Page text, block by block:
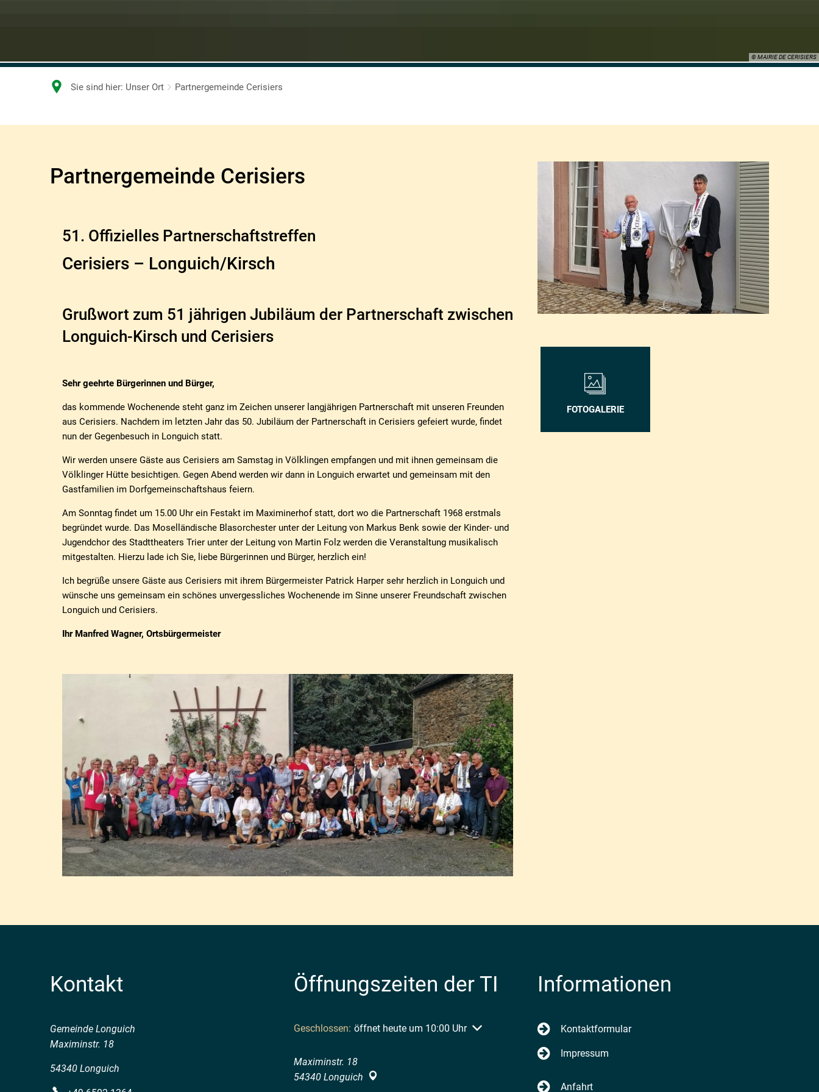
© MAIRIE DE CERISIERS
Sie sind hier: Unser Ort Partnergemeinde Cerisiers
CerisiersPartnergemeinde Cerisiers
51. Offizielles Partnerschaftstreffen
Cerisiers – Longuich/Kirsch
Grußwort zum 51 jährigen Jubiläum der Partnerschaft zwischen
Longuich-Kirsch und Cerisiers
Sehr geehrte Bürgerinnen und Bürger,
das kommende Wochenende steht ganz im Zeichen unserer langjährigen Partnerschaft mit unseren Freunden
aus Cerisiers. Nachdem im letzten Jahr das 50. Jubiläum der Partnerschaft in Cerisiers gefeiert wurde, findet
nun der Gegenbesuch in Longuich statt.
Wir werden unsere Gäste aus Cerisiers am Samstag in Völklingen empfangen und mit ihnen gemeinsam die
Völklinger Hütte besichtigen. Gegen Abend werden wir dann in Longuich erwartet und gemeinsam mit den
Gastfamilien im Dorfgemeinschaftshaus feiern.
Am Sonntag findet um 15.00 Uhr ein Festakt im Maximinerhof statt, dort wo die Partnerschaft 1968 erstmals
begründet wurde. Das Moselländische Blasorchester unter der Leitung von Markus Benk sowie der Kinder- und
Jugendchor des Stadttheaters Trier unter der Leitung von Martin Folz werden die Veranstaltung musikalisch
mitgestalten. Hierzu lade ich Sie, liebe Bürgerinnen und Bürger, herzlich ein!
Ich begrüße unsere Gäste aus Cerisiers mit ihrem Bürgermeister Patrick Harper sehr herzlich in Longuich und
wünsche uns gemeinsam ein schönes unvergessliches Wochenende im Sinne unserer Freundschaft zwischen
Longuich und Cerisiers.
Ihr Manfred Wagner, Ortsbürgermeister
FOTOGALERIE
Kontakt
Gemeinde Longuich
Maximinstr. 18
54340 Longuich
Öffnungszeiten der TI
Klicken, um weitere Öffnungs- oder Schließzeiten auszublenden
Geschlossen: öffnet heute um 10:00 Uhr
Maximinstr. 18
54340 Longuich
Informationen
Kontaktformular
Impressum
Anfahrt